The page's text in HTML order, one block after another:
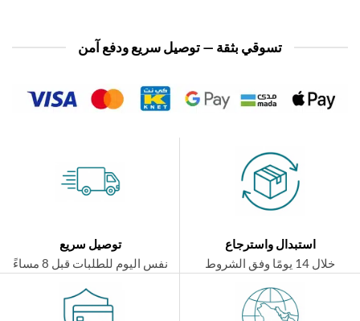
تسوقي بثقة — توصيل سريع ودفع آمن
استبدال واسترجاع
توصيل سريع
نفس اليوم للطلبات قبل 8 مساءً